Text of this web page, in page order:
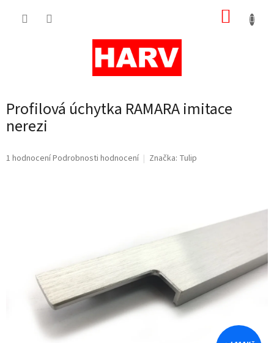
Profilová úchytka RAMARA imitace
nerezi
Průměrné
1 hodnoceníPodrobnosti hodnocení Značka: Tulip